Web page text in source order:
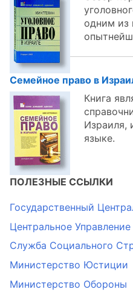
одним из
Семейное право в
Книга
Израиля,
языке.
ПОЛЕЗНЫЕ ССЫЛКИ
Государственный
Центральное
Служба Социального
Министерство Юстиции
Министерство Обороны